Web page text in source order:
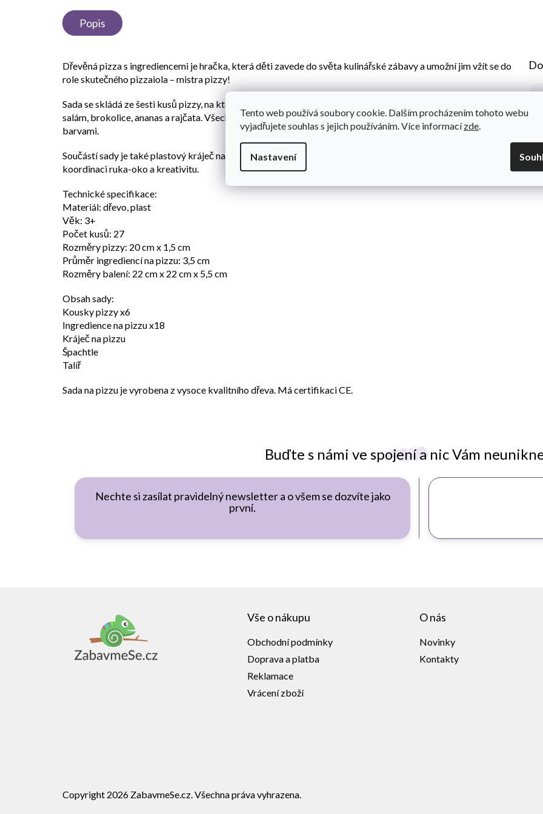
Tento web používá soubory cookie. Dalším procházením tohoto webu
vyjadřujete souhlas s jejich používáním. Více informacízde
Nastavení
Buďte s námi ve spojení a nic Vám
Nechte si zasílat pravidelný newsletter a o všem se dozvíte jako
první.
Popis
Dřevěná pizza s ingrediencemi je hračka, která děti zavede do světa kulinářské zábavy a umožní jim vžít se do
role skutečného pizzaiola – mistra pizzy!
Sada se skládá ze šesti kusů pizzy, na které si děti mohou dle libosti uspořádat ingredience, jako jsou olivy, cibule,
salám, brokolice, ananas a rajčata. Všechny kusy jsou vyrobeny z hladce broušeného dřeva a natřeny bezpečnými
barvami.
Součástí sady je také plastový kráječ na pizzu a špachtle. ​​Hračka podporuje rozvoj manuálních dovedností dětí,
koordinaci ruka-oko a kreativitu.
Technické specifikace:
Materiál: dřevo, plast
Věk: 3+
Počet kusů: 27
Rozměry pizzy: 20 cm x 1,5 cm
Průměr ingrediencí na pizzu: 3,5 cm
Rozměry balení: 22 cm x 22 cm x 5,5 cm
Obsah sady:
Kousky pizzy x6
Ingredience na pizzu x18
Kráječ na pizzu
Špachtle
Talíř
Sada na pizzu je vyrobena z vysoce kvalitního dřeva. Má certifikaci CE.
Vše o nákupu
Obchodní podmínky
Doprava a platba
Reklamace
Vrácení zboží
O nás
Novinky
Kontakty
Copyright 2026 ZabavmeSe.cz . Všechna práva vyhrazena.